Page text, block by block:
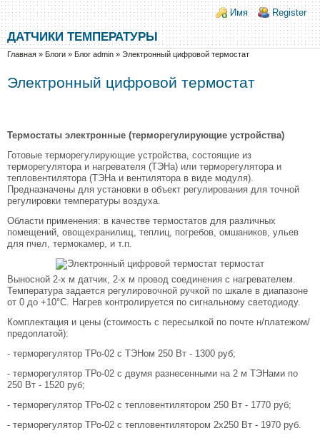
Перейти к основному содержанию
Skip to search
Login links
Имя Register
ДАТЧИКИ ТЕМПЕРАТУРЫ
Вы здесь
Главная » Блоги » Блог admin » Электронный цифровой термостат
Электронный цифровой термостат
Термостаты электронные (терморегулирующие устройства)
Готовые терморегулирующие устройства, состоящие из
терморегулятора и нагревателя (ТЭНа) или терморегулятора и
тепловентилятора (ТЭНа и вентилятора в виде модуля).
Предназначены для установки в объект регулирования для точной
регулировки температуры воздуха.
Области применения: в качестве термостатов для различных
помещений, овощехранилищ, теплиц, погребов, омшаников, ульев
для пчел, термокамер, и т.п.
Выносной 2-х м датчик, 2-х м провод соединения с нагревателем.
Температура задается регулировочной ручкой по шкале в диапазоне
от 0 до +10°С. Нагрев контролируется по сигнальному светодиоду.
Комплектация и цены (стоимость с пересылкой по почте н/платежом/
предоплатой):
- терморегулятор ТРо-02 с ТЭНом 250 Вт - 1300 руб;
- терморегулятор ТРо-02 с двумя разнесенными на 2 м ТЭНами по
250 Вт - 1520 руб;
- терморегулятор ТРо-02 с тепловентилятором 250 Вт - 1770 руб;
- терморегулятор ТРо-02 с тепловентилятором 2х250 Вт - 1970 руб.